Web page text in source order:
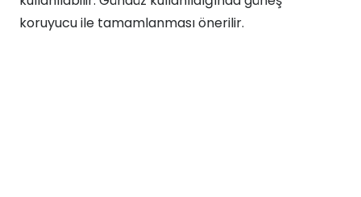
koruyucu ile tamamlanması önerilir.